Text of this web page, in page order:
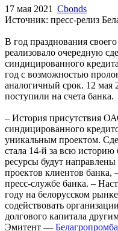
кредит в
17 мая 2021 Cbonds
Источник: пресс-релиз
В год празднования
реализовало очередную
год с возможностью
аналогичный срок. 12 мая
поступили на счета банка.
– История присутствия
синдицированного
уникальным проектом.
стала 14-й за всю
ресурсы будут
проектов клиентов банка,
пресс-службе банка. –